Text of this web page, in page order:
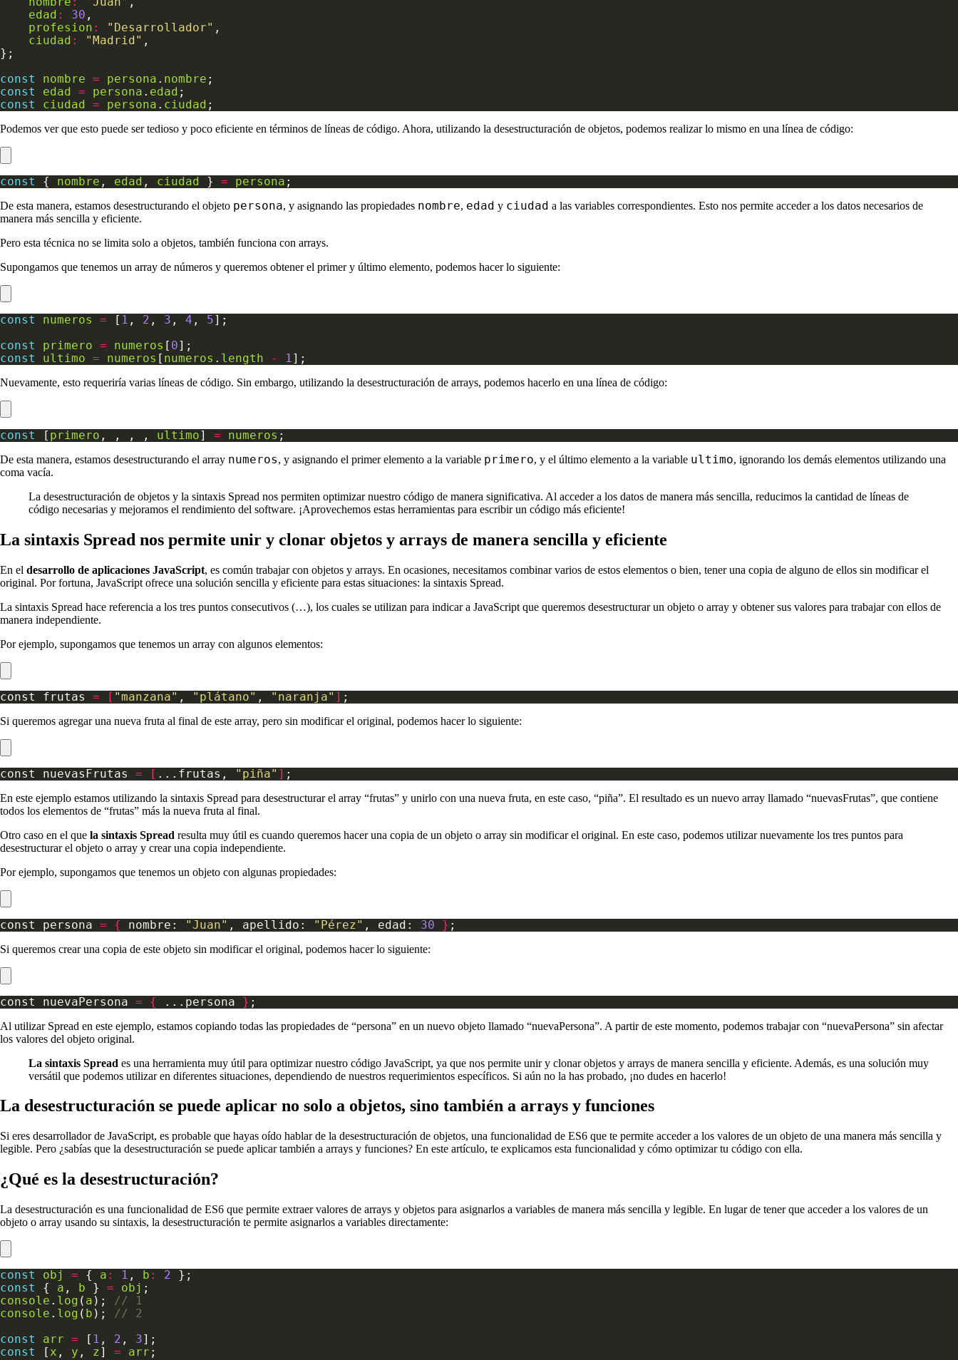
edad : 30
profesion : "Desarrollador"
ciudad : "Madrid"
const
nombre = persona . nombre
const
edad = persona . edad
const
ciudad = persona . ciudad
Podemos ver que esto puede ser tedioso y poco eficiente en términos de líneas de código. Ahora, utilizando la desestructuración de objetos, podemos realizar lo mismo en una línea de código:
const { nombre , edad , ciudad } = persona
De esta manera, estamos desestructurando el objeto persona, y asignando las propiedades nombre, edad y ciudad a las variables correspondientes. Esto nos permite acceder a los datos necesarios de
manera más sencilla y eficiente.
Pero esta técnica no se limita solo a objetos, también funciona con arrays.
Supongamos que tenemos un array de números y queremos obtener el primer y último elemento, podemos hacer lo siguiente:
const numeros = [ 1 , 2 , 3 , 4 , 5
const
primero = numeros [ 0
const
ultimo = numeros [ numeros . length - 1
Nuevamente, esto requeriría varias líneas de código. Sin embargo, utilizando la desestructuración de arrays, podemos hacerlo en una línea de código:
const [ primero , , , , ultimo] = numeros
De esta manera, estamos desestructurando el array numeros, y asignando el primer elemento a la variable primero, y el último elemento a la variable ultimo, ignorando los demás elementos utilizando una
coma vacía.
La desestructuración de objetos y la sintaxis Spread nos permiten optimizar nuestro código de manera significativa. Al acceder a los datos de manera más sencilla, reducimos la cantidad de líneas de
código necesarias y mejoramos el rendimiento del software. ¡Aprovechemos estas herramientas para escribir un código más eficiente!
La sintaxis Spread nos permite unir y clonar objetos y arrays de manera sencilla y eficiente
En el desarrollo de aplicaciones JavaScript, es común trabajar con objetos y arrays. En ocasiones, necesitamos combinar varios de estos elementos o bien, tener una copia de alguno de ellos sin modificar el
original. Por fortuna, JavaScript ofrece una solución sencilla y eficiente para estas situaciones: la sintaxis Spread.
La sintaxis Spread hace referencia a los tres puntos consecutivos (…), los cuales se utilizan para indicar a JavaScript que queremos desestructurar un objeto o array y obtener sus valores para trabajar con ellos de
manera independiente.
Por ejemplo, supongamos que tenemos un array con algunos elementos:
const frutas = [ "manzana" , "plátano" , "naranja" ]
Si queremos agregar una nueva fruta al final de este array, pero sin modificar el original, podemos hacer lo siguiente:
const nuevasFrutas = [ ...frutas, "piña" ]
En este ejemplo estamos utilizando la sintaxis Spread para desestructurar el array “frutas” y unirlo con una nueva fruta, en este caso, “piña”. El resultado es un nuevo array llamado “nuevasFrutas”, que contiene
todos los elementos de “frutas” más la nueva fruta al final.
Otro caso en el que la sintaxis Spread resulta muy útil es cuando queremos hacer una copia de un objeto o array sin modificar el original. En este caso, podemos utilizar nuevamente los tres puntos para
desestructurar el objeto o array y crear una copia independiente.
Por ejemplo, supongamos que tenemos un objeto con algunas propiedades:
const persona = { nombre: "Juan" , apellido: "Pérez" , edad: 30 }
Si queremos crear una copia de este objeto sin modificar el original, podemos hacer lo siguiente:
const nuevaPersona = { ...persona }
Al utilizar Spread en este ejemplo, estamos copiando todas las propiedades de “persona” en un nuevo objeto llamado “nuevaPersona”. A partir de este momento, podemos trabajar con “nuevaPersona” sin afectar
los valores del objeto original.
La sintaxis Spread es una herramienta muy útil para optimizar nuestro código JavaScript, ya que nos permite unir y clonar objetos y arrays de manera sencilla y eficiente. Además, es una solución muy
versátil que podemos utilizar en diferentes situaciones, dependiendo de nuestros requerimientos específicos. Si aún no la has probado, ¡no dudes en hacerlo!
La desestructuración se puede aplicar no solo a objetos, sino también a arrays y funciones
Si eres desarrollador de JavaScript, es probable que hayas oído hablar de la desestructuración de objetos, una funcionalidad de ES6 que te permite acceder a los valores de un objeto de una manera más sencilla y
legible. Pero ¿sabías que la desestructuración se puede aplicar también a arrays y funciones? En este artículo, te explicamos esta funcionalidad y cómo optimizar tu código con ella.
¿Qué es la desestructuración?
La desestructuración es una funcionalidad de ES6 que permite extraer valores de arrays y objetos para asignarlos a variables de manera más sencilla y legible. En lugar de tener que acceder a los valores de un
objeto o array usando su sintaxis, la desestructuración te permite asignarlos a variables directamente:
const obj = { a : 1 , b : 2
const
{ a , b } = obj
console . log ( a );
console . log ( b );
const
arr = [ 1 , 2 , 3
const
[ x , y , z] = arr